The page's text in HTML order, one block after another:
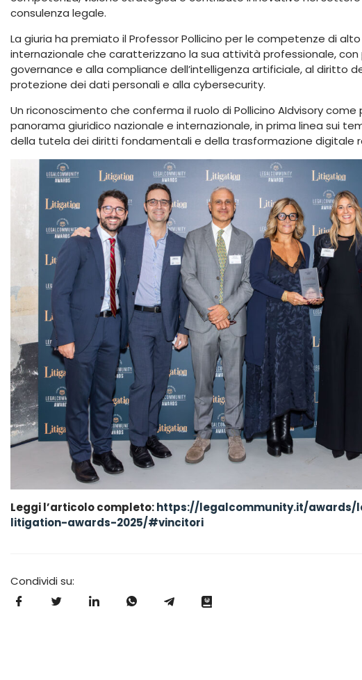
consulenza legale.
La giuria ha premiato il Professor Pollicino per le competenze di
internazionale che caratterizzano la sua attività professionale,
governance e alla compliance dell’intelligenza artificiale, al diritto
protezione dei dati personali e alla cybersecurity.
Un riconoscimento che conferma il ruolo di Pollicino AIdvisory
panorama giuridico nazionale e internazionale, in prima linea sui
della tutela dei diritti fondamentali e della trasformazione digitale
Leggi l’articolo completo:https://legalcommunity.it/awards/
litigation-awards-2025/#vincitori
Condividi su: